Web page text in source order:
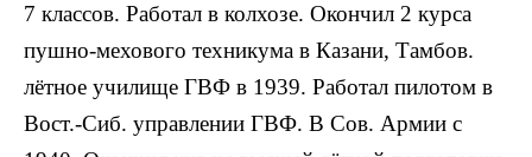
7 классов. Работал в колхозе. Окончил 2 курса
пушно-мехового техни­кума в Казани, Тамбов.
лётное учи­лище ГВФ в 1939. Работал пилотом в
Вост.-Сиб. управлении ГВФ. В Сов. Армии с